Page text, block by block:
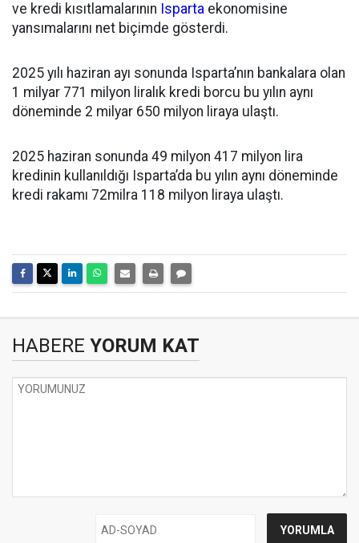
ve kredi kısıtlamalarının Isparta ekonomisine
yansımalarını net biçimde gösterdi.
2025 yılı haziran ayı sonunda Isparta’nın bankalara olan
1 milyar 771 milyon liralık kredi borcu bu yılın aynı
döneminde 2 milyar 650 milyon liraya ulaştı.
2025 haziran sonunda 49 milyon 417 milyon lira
kredinin kullanıldığı Isparta’da bu yılın aynı döneminde
kredi rakamı 72milra 118 milyon liraya ulaştı.
HABERE YORUM KAT